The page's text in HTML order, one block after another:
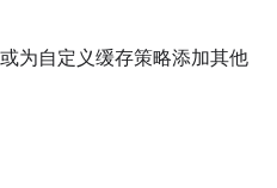
为自定义缓存策略添加其他